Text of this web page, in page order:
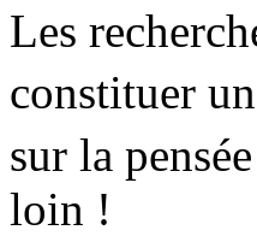
Les
constituer
sur la
loin !